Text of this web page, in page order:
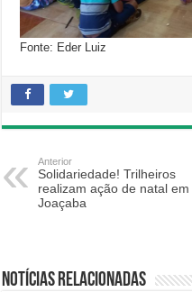
Fonte: Eder Luiz
Anterior
Solidariedade! Trilheiros
realizam ação de natal em
Joaçaba
Notícias relacionadas